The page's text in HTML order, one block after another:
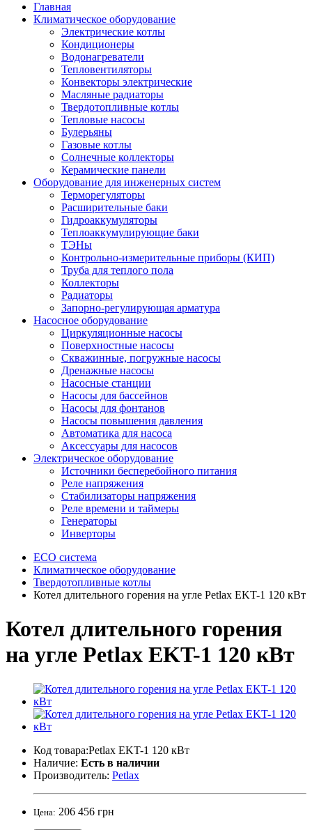
Главная
Климатическое оборудование
Электрические котлы
Кондиционеры
Водонагреватели
Тепловентиляторы
Конвекторы электрические
Масляные радиаторы
Твердотопливные котлы
Тепловые насосы
Булерьяны
Газовые котлы
Солнечные коллекторы
Керамические панели
Оборудование для инженерных систем
Терморегуляторы
Расширительные баки
Гидроаккумуляторы
Теплоаккумулирующие баки
ТЭНы
Контрольно-измерительные приборы (КИП)
Труба для теплого пола
Коллекторы
Радиаторы
Запорно-регулирующая арматура
Насосное оборудование
Циркуляционные насосы
Поверхностные насосы
Скважинные, погружные насосы
Дренажные насосы
Насосные станции
Насосы для бассейнов
Насосы для фонтанов
Насосы повышения давления
Автоматика для насоса
Аксессуары для насосов
Электрическое оборудование
Источники бесперебойного питания
Реле напряжения
Стабилизаторы напряжения
Реле времени и таймеры
Генераторы
Инверторы
ECO система
Климатическое оборудование
Твердотопливные котлы
Котел длительного горения на угле Petlax EKT-1 120 кВт
Котел длительного горения
на угле Petlax EKT-1 120 кВт
Код товара:Petlax EKT-1 120 кВт
Наличие: Есть в наличии
Производитель: Petlax
Цена: 206 456 грн